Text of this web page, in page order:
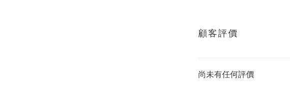
顧客評價
尚未有任何評價